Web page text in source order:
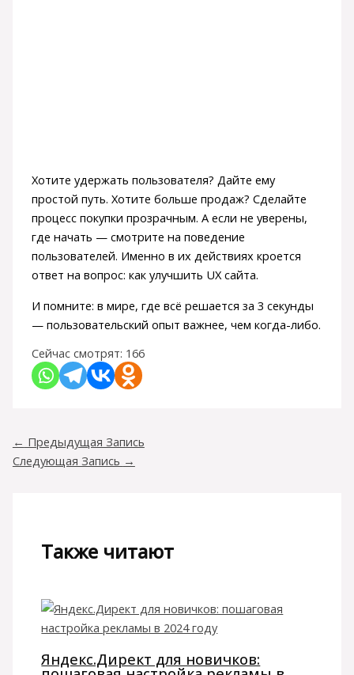
Хотите удержать пользователя? Дайте ему
простой путь. Хотите больше продаж? Сделайте
процесс покупки прозрачным. А если не уверены,
где начать — смотрите на поведение
пользователей. Именно в их действиях кроется
ответ на вопрос: как улучшить UX сайта.
И помните: в мире, где всё решается за 3 секунды
— пользовательский опыт важнее, чем когда-либо.
Сейчас смотрят: 166
← Предыдущая Запись
Следующая Запись →
Также читают
Яндекс.Директ для новичков: